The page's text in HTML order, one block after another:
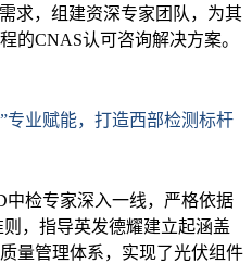
求，组建资深专家团队，为其
的CNAS认可咨询解决方案。
专业赋能，打造西部检测标杆
中检专家深入一线，严格依据
则，指导英发德耀建立起涵盖
量管理体系，实现了光伏组件